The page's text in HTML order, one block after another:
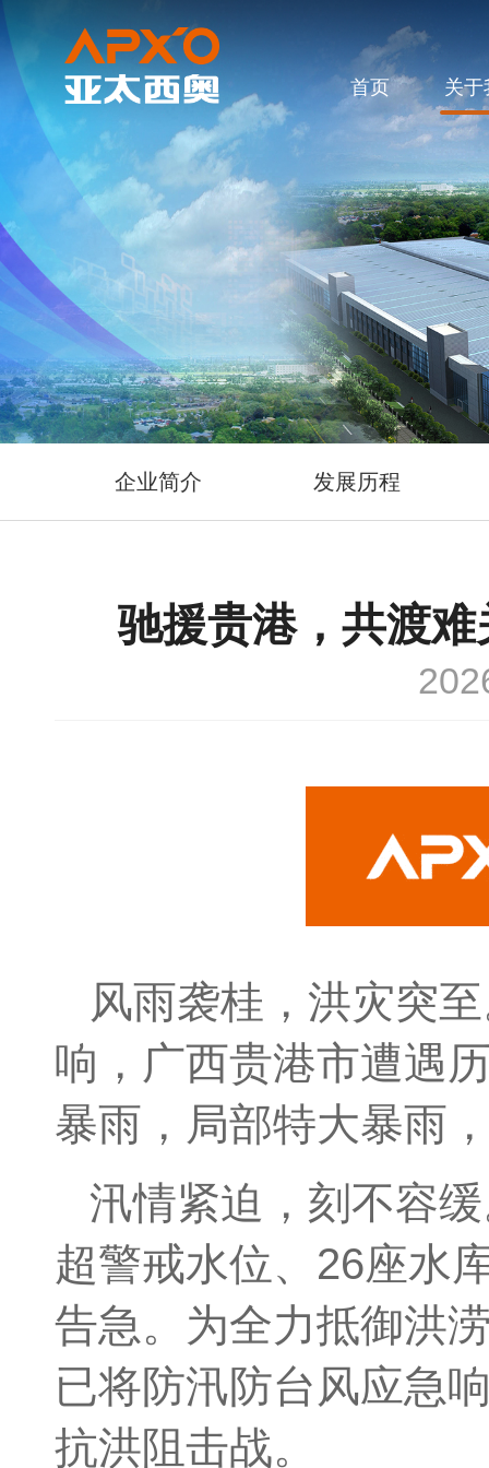
首页 关于
企业简介 发展历程
驰援贵港，共渡
风雨袭桂，洪灾突
响，广西贵港市遭遇
暴雨，局部特大暴雨
汛情紧迫，刻不容
超警戒水位、26座水
告急。为全力抵御洪
已将防汛防台风应急
抗洪阻击战。